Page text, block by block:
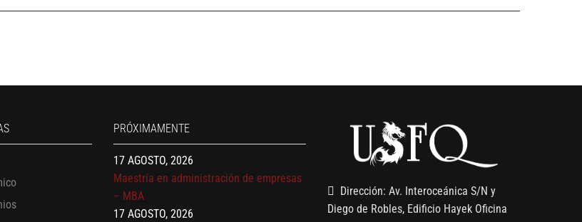
PRÓXIMAMENTE
17 AGOSTO, 2026
17 AGOSTO, 2026
Maestría en administración de empresas
– MBA
17 AGOSTO, 2026
Maestría en finanzas
20 AGOSTO, 2026
Dirección: Av. Interoceánica S/N y
Diego de Robles, Edificio Hayek Oficina